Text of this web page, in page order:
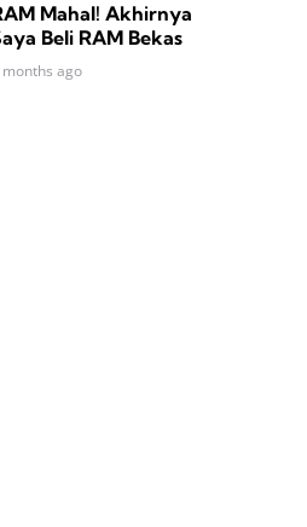
Mahal! Akhirnya
Beli RAM Bekas
ago